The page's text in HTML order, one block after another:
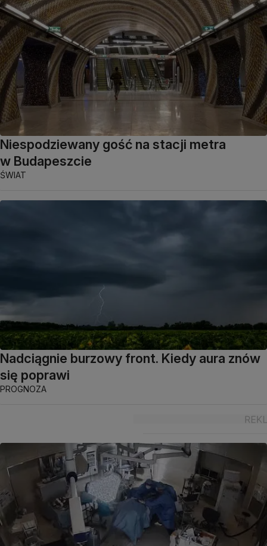
Niespodziewany gość na stacji metra
w Budapeszcie
ŚWIAT
Nadciągnie burzowy front. Kiedy aura znów
się poprawi
PROGNOZA